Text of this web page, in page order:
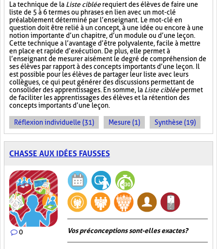
La technique de la Liste cibléerequiert des élèves de faire une
liste de 5 à 6 termes ou phrases en lien avec un mot-clé
préalablement déterminé par l’enseignant. Le mot-clé en
question doit être relié à un concept, à une idée ou encore à une
notion importante d’un chapitre, d’un module ou d’une leçon.
Cette technique a l’avantage d’être polyvalente, facile à mettre
en place et rapide d’exécution. De plus, elle permet à
l’enseignant de mesurer aisément le degré de compréhension de
ses élèves par rapport à des concepts importants d’une leçon. Il
est possible pour les élèves de partager leur liste avec leurs
collègues, ce qui peut générer des discussions permettant de
consolider des apprentissages. En somme, la Liste cibléepermet
de faciliter les apprentissages des élèves et la rétention des
concepts importants d’une leçon.
Réflexion individuelle (31) Mesure (1) Synthèse (19)
CHASSE AUX IDÉES FAUSSES
0 Vos préconceptions sont-elles exactes ?